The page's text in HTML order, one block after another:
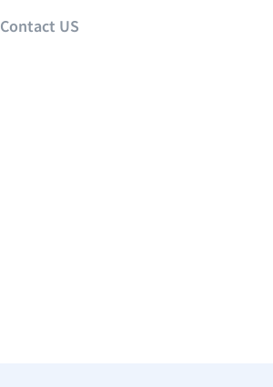
Contact US